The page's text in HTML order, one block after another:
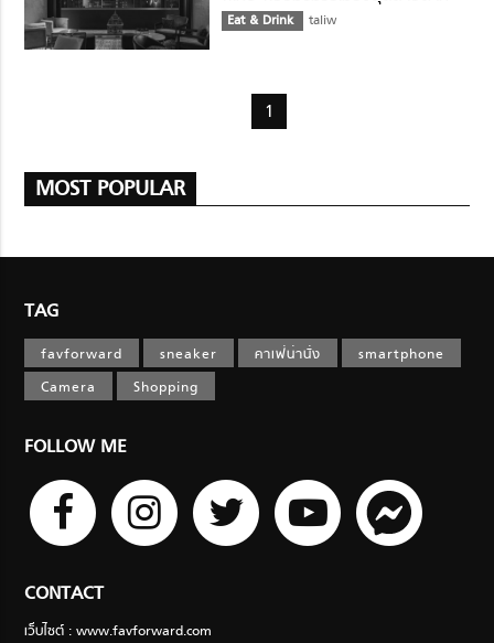
AIRE BAR
Eat & Drink taliw
1
MOST POPULAR
TAG
favforward sneaker คาเฟ่น่านั่ง
smartphone
Camera
Shopping
FOLLOW ME
CONTACT
เว็บไซต์ : www.favforward.com